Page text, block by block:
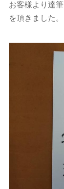
お客様より達
を頂きました。